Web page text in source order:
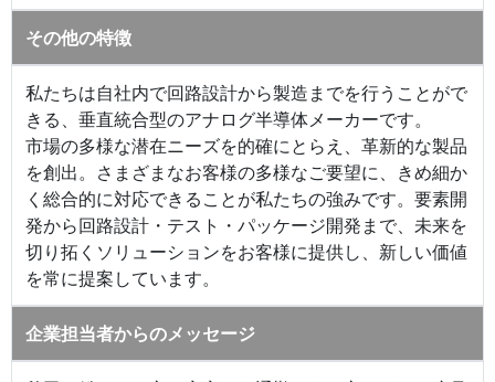
その他の特徴
私たちは自社内で回路設計から製造までを行うことがで
きる、垂直統合型のアナログ半導体メーカーです。
市場の多様な潜在ニーズを的確にとらえ、革新的な製品
を創出。さまざまなお客様の多様なご要望に、きめ細か
く総合的に対応できることが私たちの強みです。要素開
発から回路設計・テスト・パッケージ開発まで、未来を
切り拓くソリューションをお客様に提供し、新しい価値
を常に提案しています。
企業担当者からのメッセージ